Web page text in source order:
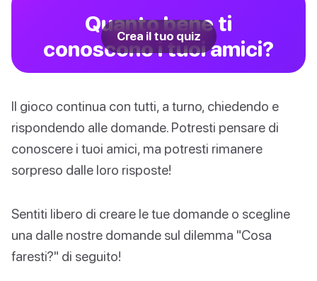
Quanto bene ti
conoscono i tuoi amici?
Crea il tuo quiz
Il gioco continua con tutti, a turno, chiedendo e
rispondendo alle domande. Potresti pensare di
conoscere i tuoi amici, ma potresti rimanere
sorpreso dalle loro risposte!
Sentiti libero di creare le tue domande o scegline
una dalle nostre domande sul dilemma "Cosa
faresti?" di seguito!